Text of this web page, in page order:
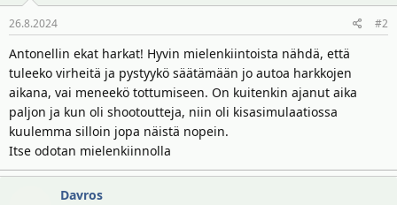
o
t
26.8.2024 #2
Antonellin ekat harkat! Hyvin mielenkiintoista nähdä, että
tuleeko virheitä ja pystyykö säätämään jo autoa harkkojen
aikana, vai meneekö tottumiseen. On kuitenkin ajanut aika
paljon ja kun oli shootoutteja, niin oli kisasimulaatiossa
kuulemma silloin jopa näistä nopein.
Itse odotan mielenkiinnolla
Davros